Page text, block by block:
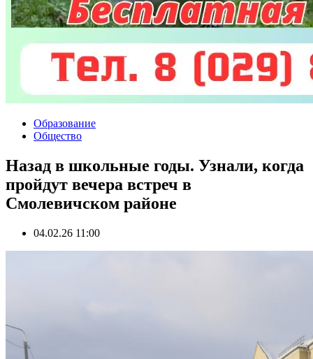
Образование
Общество
Назад в школьные годы. Узнали, когда
пройдут вечера встреч в
Смолевичском районе
04.02.26 11:00